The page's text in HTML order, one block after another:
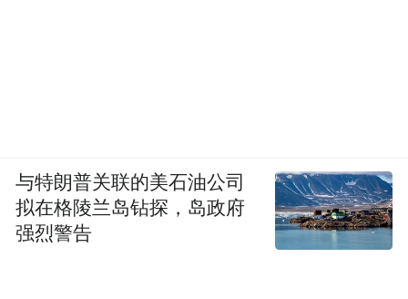
与特朗普关联的美石油公司
拟在格陵兰岛钻探，岛政府
强烈警告